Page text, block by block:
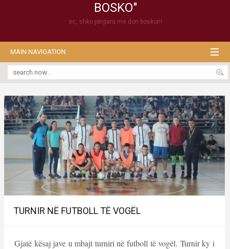
BOSKO"
ec, shko përpara me don boskon!
MAIN NAVIGATION
TURNIR NË FUTBOLL TË VOGËL
Gjatë kësaj jave u mbajt turniri në futboll të vogël. Turnir ky i